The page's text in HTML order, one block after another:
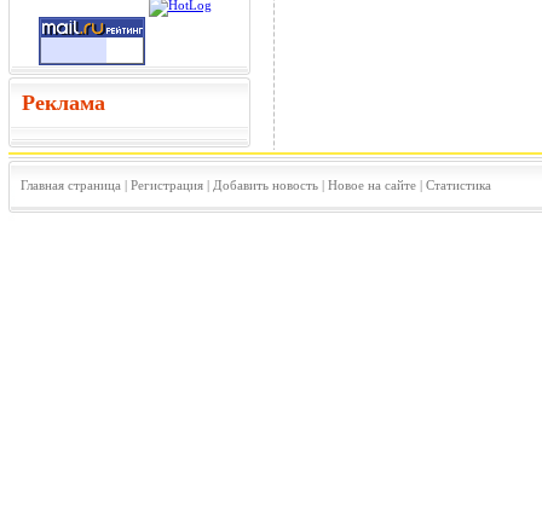
Реклама
Главная страница | Регистрация| Добавить новость| Новое на сайте| Статистика